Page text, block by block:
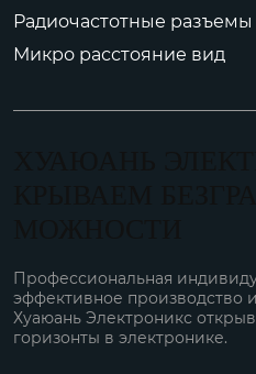
Радиочастотные разъемы
Микро расстояние вид
Профессиональная
эффективное производство
Хуаюань Электроникс
горизонты в электронике.